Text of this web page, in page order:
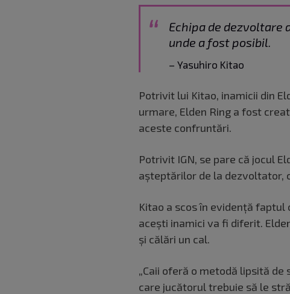
Echipa de dezvoltare
unde a fost posibil.
– Yasuhiro Kitao
Potrivit lui Kitao, inamicii din
urmare, Elden Ring a fost
aceste confruntări.
Potrivit IGN, se pare că jocul
așteptărilor de la dezvoltator,
Kitao a scos în evidență
acești inamici va fi diferit.
și călări un cal.
„Caii oferă o metodă lipsită
care jucătorul trebuie să le